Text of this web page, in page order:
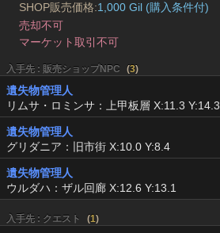
SHOP販売価格:1,000 Gil (購入条件付)
売却不可
マーケット取引不可
入手先 : 販売ショップNPC (3)
遺失物管理人
リムサ・ロミンサ：上甲板層 X:11.3 Y:14.3
遺失物管理人
グリダニア：旧市街 X:10.0 Y:8.4
遺失物管理人
ウルダハ：ザル回廊 X:12.6 Y:13.1
入手先 : クエスト (1)